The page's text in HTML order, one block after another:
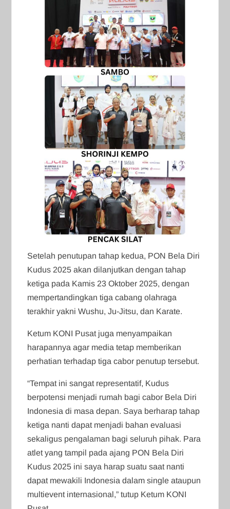
Setelah penutupan tahap kedua, PON Bela Diri
Kudus 2025 akan dilanjutkan dengan tahap
ketiga pada Kamis 23 Oktober 2025, dengan
mempertandingkan tiga cabang olahraga
terakhir yakni Wushu, Ju-Jitsu, dan Karate.
Ketum KONI Pusat juga menyampaikan
harapannya agar media tetap memberikan
perhatian terhadap tiga cabor penutup tersebut.
“Tempat ini sangat representatif, Kudus
berpotensi menjadi rumah bagi cabor Bela Diri
Indonesia di masa depan. Saya berharap tahap
ketiga nanti dapat menjadi bahan evaluasi
sekaligus pengalaman bagi seluruh pihak. Para
atlet yang tampil pada ajang PON Bela Diri
Kudus 2025 ini saya harap suatu saat nanti
dapat mewakili Indonesia dalam single ataupun
multievent internasional,” tutup Ketum KONI